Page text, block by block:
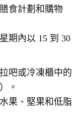
食計劃和購物
期內以 15 到 30
吧或冷凍櫃中的
。
果、堅果和低脂